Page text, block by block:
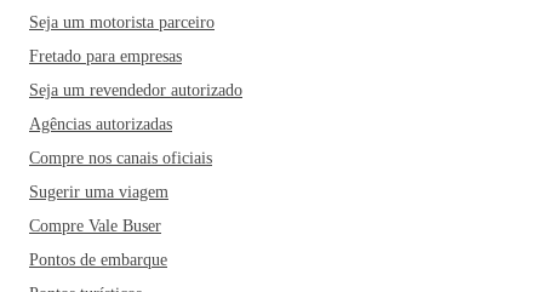
Seja um motorista parceiro
Fretado para empresas
Seja um revendedor autorizado
Agências autorizadas
Compre nos canais oficiais
Sugerir uma viagem
Compre Vale Buser
Pontos de embarque